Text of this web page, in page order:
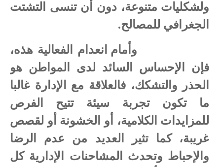
ولشكليات متنوعة، دون أن تنسى التشتت
الجغرافي للمصالح.
وأمام انعدام الفعالية هذه،
فإن الإحساس السائد لدى المواطن هو
الحذر والتشكك، فالعلاقة مع الإدارة غالبا
ما تكون تجربة سيئة تتيح الفرص
للمزايدات الكلامية، أو الخشونة أو لقصص
غريبة، كما تثير العديد من عدم الرضا
والإحباط وتحدث المشاحنات الإدارية كل